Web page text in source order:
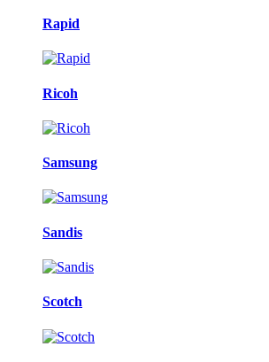
Rapid
Ricoh
Samsung
Sandis
Scotch